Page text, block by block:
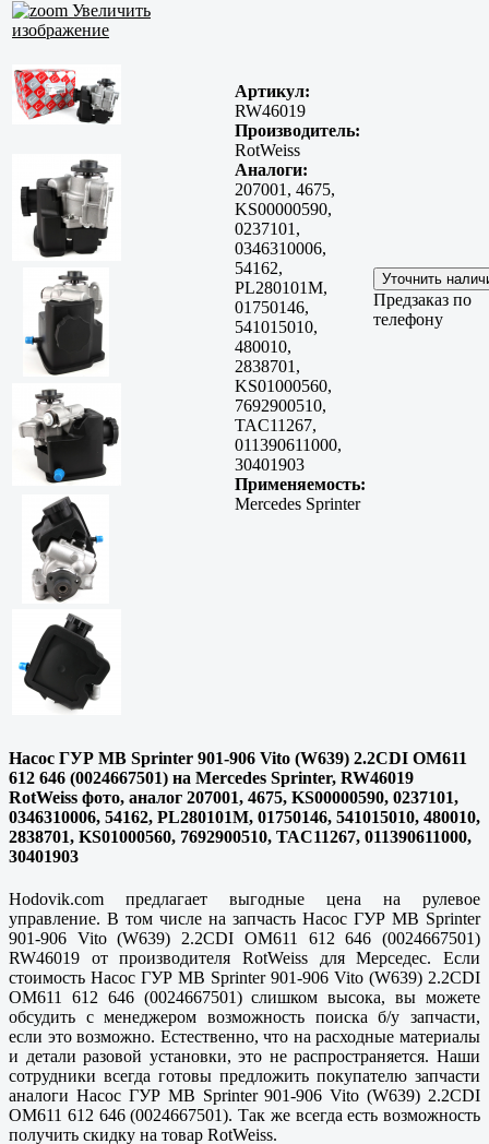
Увеличить
изображение
Артикул:
RW46019
Производитель:
RotWeiss
Аналоги:
207001, 4675,
KS00000590,
0237101,
0346310006,
54162,
PL280101M,
01750146,
541015010,
480010,
2838701,
KS01000560,
7692900510,
TAC11267,
011390611000,
30401903
Применяемость:
Mercedes Sprinter
Предзаказ по
телефону
Насос ГУР MB Sprinter 901-906 Vito (W639) 2.2CDI OM611
612 646 (0024667501) на Mercedes Sprinter, RW46019
RotWeiss фото, аналог 207001, 4675, KS00000590, 0237101,
0346310006, 54162, PL280101M, 01750146, 541015010, 480010,
2838701, KS01000560, 7692900510, TAC11267, 011390611000,
30401903
Hodovik.com предлагает выгодные цена на рулевое
управление. В том числе на запчасть Насос ГУР MB Sprinter
901-906 Vito (W639) 2.2CDI OM611 612 646 (0024667501)
RW46019 от производителя RotWeiss для Мерседес. Если
стоимость Насос ГУР MB Sprinter 901-906 Vito (W639) 2.2CDI
OM611 612 646 (0024667501) слишком высока, вы можете
обсудить с менеджером возможность поиска б/у запчасти,
если это возможно. Естественно, что на расходные материалы
и детали разовой установки, это не распространяется. Наши
сотрудники всегда готовы предложить покупателю запчасти
аналоги Насос ГУР MB Sprinter 901-906 Vito (W639) 2.2CDI
OM611 612 646 (0024667501). Так же всегда есть возможность
получить скидку на товар RotWeiss.